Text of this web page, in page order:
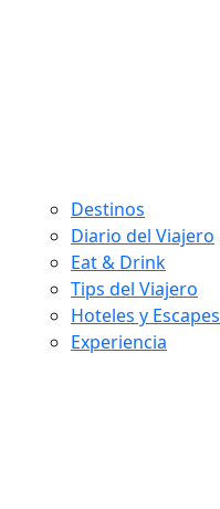
Destinos
Diario del Viajero
Eat & Drink
Tips del Viajero
Hoteles y Escapes
Experiencia